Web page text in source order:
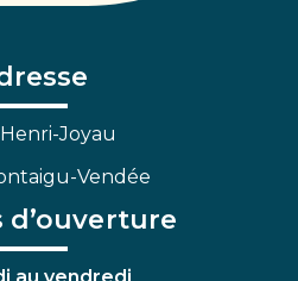
Linkedin
Joyau
Vendée
d’ouverture